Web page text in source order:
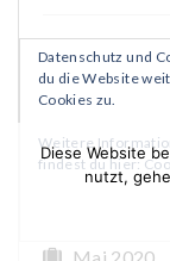
August
Juni 2020
Datenschutz und
du die Website
Cookies zu.
Weitere
findest du hier:
Diese Website
nutzt,